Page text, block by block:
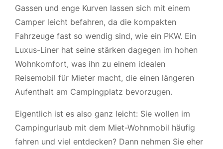
Gassen und enge Kurven lassen sich mit einem
Camper leicht befahren, da die kompakten
Fahrzeuge fast so wendig sind, wie ein PKW. Ein
Luxus-Liner hat seine stärken dagegen im hohen
Wohnkomfort, was ihn zu einem idealen
Reisemobil für Mieter macht, die einen längeren
Aufenthalt am Campingplatz bevorzugen.
Eigentlich ist es also ganz leicht: Sie wollen im
Campingurlaub mit dem Miet-Wohnmobil häufig
fahren und viel entdecken? Dann nehmen Sie eher